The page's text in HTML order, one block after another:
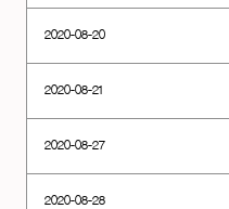
2020-08-20
2020-08-21
2020-08-27
2020-08-28